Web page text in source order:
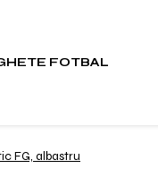
FOTBAL
FG, albastru